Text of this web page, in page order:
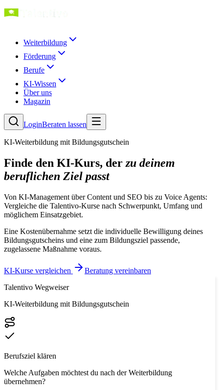
Weiterbildung
Förderung
Berufe
KI-Wissen
Über uns
Magazin
LoginBeraten lassen
KI-Weiterbildung mit Bildungsgutschein
Finde den KI-Kurs, der zu deinem
beruflichen Ziel passt
Von KI-Management über Content und SEO bis zu Voice Agents:
Vergleiche die Talentivo-Kurse nach Schwerpunkt, Umfang und
möglichem Einsatzgebiet.
Eine Kostenübernahme setzt die individuelle Bewilligung deines
Bildungsgutscheins und eine zum Bildungsziel passende,
zugelassene Maßnahme voraus.
KI-Kurse vergleichen
Beratung vereinbaren
Talentivo Wegweiser
KI-Weiterbildung mit Bildungsgutschein
Berufsziel klären
Welche Aufgaben möchtest du nach der Weiterbildung
übernehmen?